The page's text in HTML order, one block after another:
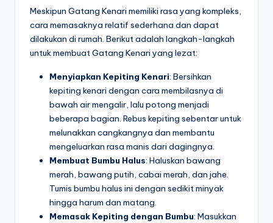
Meskipun Gatang Kenari memiliki rasa yang kompleks,
cara memasaknya relatif sederhana dan dapat
dilakukan di rumah. Berikut adalah langkah-langkah
untuk membuat Gatang Kenari yang lezat:
Menyiapkan Kepiting Kenari: Bersihkan
kepiting kenari dengan cara membilasnya di
bawah air mengalir, lalu potong menjadi
beberapa bagian. Rebus kepiting sebentar untuk
melunakkan cangkangnya dan membantu
mengeluarkan rasa manis dari dagingnya.
Membuat Bumbu Halus: Haluskan bawang
merah, bawang putih, cabai merah, dan jahe.
Tumis bumbu halus ini dengan sedikit minyak
hingga harum dan matang.
Memasak Kepiting dengan Bumbu: Masukkan